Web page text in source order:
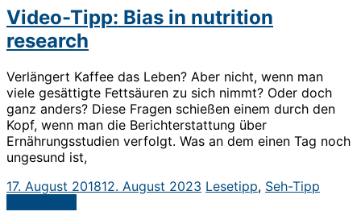
Video-Tipp: Bias in nutrition
research
Verlängert Kaffee das Leben? Aber nicht, wenn man
viele gesättigte Fettsäuren zu sich nimmt? Oder doch
ganz anders? Diese Fragen schießen einem durch den
Kopf, wenn man die Berichterstattung über
Ernährungsstudien verfolgt. Was an dem einen Tag noch
ungesund ist,
17. August 201812. August 2023 Lesetipp, Seh-Tipp